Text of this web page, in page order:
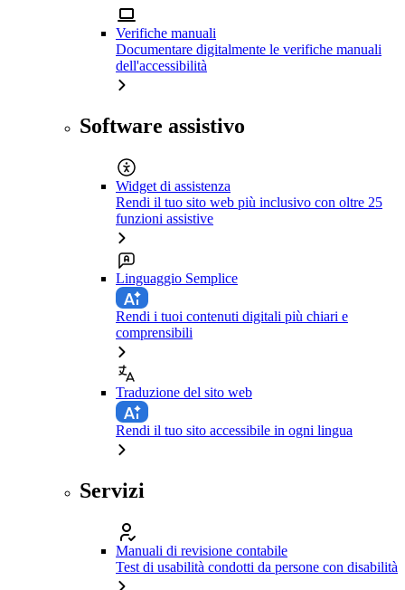
Verifiche manuali
Documentare digitalmente le verifiche manuali
dell'accessibilità
Software assistivo
Widget di assistenza
Rendi il tuo sito web più inclusivo con oltre 25
funzioni assistive
Linguaggio Semplice
Rendi i tuoi contenuti digitali più chiari e
comprensibili
Traduzione del sito web
Rendi il tuo sito accessibile in ogni lingua
Servizi
Manuali di revisione contabile
Test di usabilità condotti da persone con disabilità